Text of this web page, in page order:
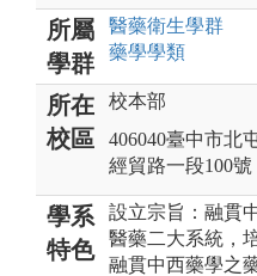
所屬
學群
醫藥衛生學群
藥學學類
所在
校區
校本部
406040臺中市北
經貿路一段100號
學系
特色
設立宗旨：融貫
醫藥二大系統，
融貫中西藥學之